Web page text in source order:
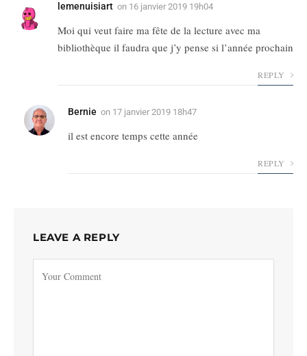
lemenuisiart on 16 janvier 2019 19h04
Moi qui veut faire ma fête de la lecture avec ma
bibliothèque il faudra que j’y pense si l’année prochain
REPLY
Bernie on 17 janvier 2019 18h47
il est encore temps cette année
REPLY
LEAVE A REPLY